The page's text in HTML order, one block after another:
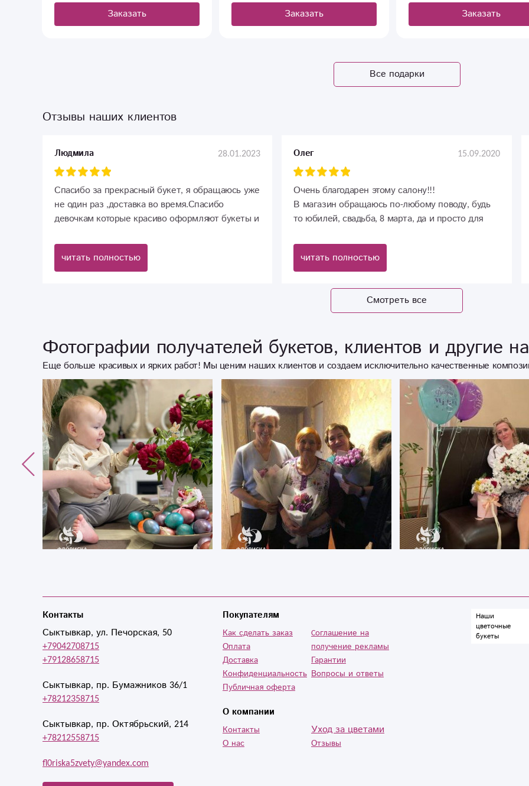
Заказать Заказать Заказать
Все подарки
Отзывы наших клиентов
Людмила 28.01.2023
Спасибо за прекрасный букет, я обращаюсь уже
не один раз ,доставка во время.Спасибо
девочкам которые красиво оформляют букеты и
читать полностью
Олег 15.09.2020
Очень благодарен этому салону!!!
В магазин обращаюсь по-любому поводу, будь
то юбилей, свадьба, 8 марта, да и просто для
человека)
Главное, что потрясает это качество сборки
букетов за благоприятную цену! Лично для меня
- это лучший цветочный салон в нашем городе!
Спасибо Вам огромное!!!
читать полностью
Смотреть все
Фотографии получателей букетов, клиентов и другие
Еще больше красивых и ярких работ! Мы ценим наших клиентов и создаем исключительно качественные
Контакты
Сыктывкар, ул. Печорская, 50
+79042708715
+79128658715
Сыктывкар, пр. Бумажников 36/1
+78212358715
Сыктывкар, пр. Октябрьский, 214
+78212558715
fl0riska5zvety@yandex.com
Покупателям
Как сделать заказ
Оплата
Доставка
Конфиденциальность
Публичная оферта
Cоглашение на
получение рекламы
Гарантии
Вопросы и ответы
О компании
Контакты
О нас
Уход за цветами
Отзывы
Наши
цветочные
букеты